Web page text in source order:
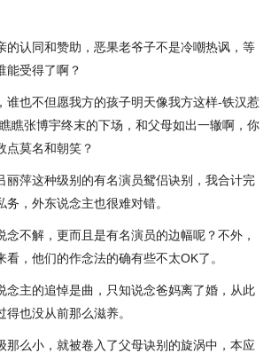
的认同和赞助，恶果老爷子不是冷嘲热讽，等
能受得了啊？
谁也不但愿我方的孩子明天像我方这样-铁汉惹
瞧张博宇终末的下场，和父母如出一辙啊，你
点莫名和朝笑？
丽萍这种级别的有名演员鸳侣诀别，我合计完
，外东说念主也很难对错。
念不解，更而且是有名演员的边幅呢？不外，
，他们的作念法的确有些不太OK了。
念主的追悼是曲，只知说念爸妈离了婚，从此
也没从前那么滋养。
那么小，就被卷入了父母诀别的旋涡中，本应